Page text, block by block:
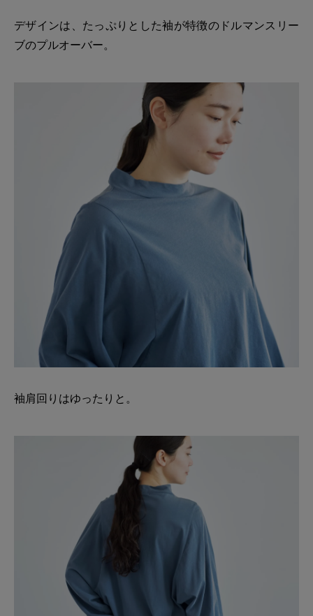
デザインは、たっぷりとした袖が特徴のドルマンスリー
ブのプルオーバー。
袖肩回りはゆったりと。